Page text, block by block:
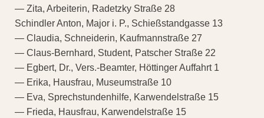
— Zita, Arbeiterin, Radetzky Straße 28
Schindler Anton, Major i. P., Schießstandgasse 13
— Claudia, Schneiderin, Kaufmannstraße 27
— Claus-Bernhard, Student, Patscher Straße 22
— Egbert, Dr., Vers.-Beamter, Höttinger Auffahrt 1
— Erika, Hausfrau, Museumstraße 10
— Eva, Sprechstundenhilfe, Karwendelstraße 15
— Frieda, Hausfrau, Karwendelstraße 15